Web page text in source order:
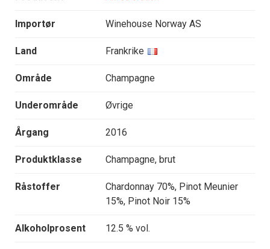
Importør Winehouse Norway AS
Land Frankrike
Område Champagne
Underområde Øvrige
Årgang 2016
Produktklasse Champagne, brut
Råstoffer
Chardonnay 70%, Pinot Meunier
15%, Pinot Noir 15%
Alkoholprosent 12.5 % vol.